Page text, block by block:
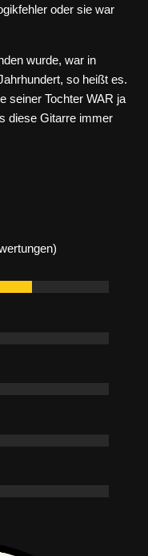
oder sie war
wurde, war in
so heißt es.
seiner Tochter WAR ja
diese Gitarre immer